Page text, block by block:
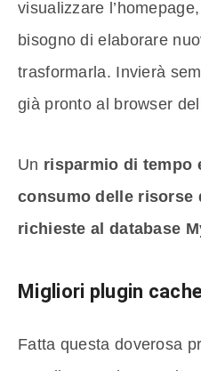
visualizzare
bisogno di elaborare
trasformarla. Invierà
già pronto al browser
Un risparmio di tempo
consumo delle risorse
richieste al database
Migliori plugin
Fatta questa doverosa